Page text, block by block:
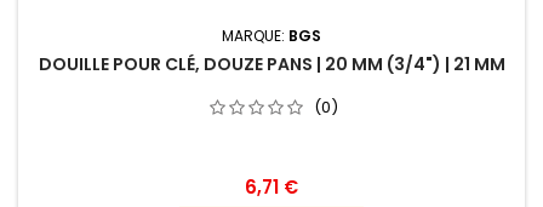
MARQUE: BGS
DOUILLE POUR CLÉ, DOUZE PANS | 20 MM (3/4") | 21 MM
(0)
6,71 €